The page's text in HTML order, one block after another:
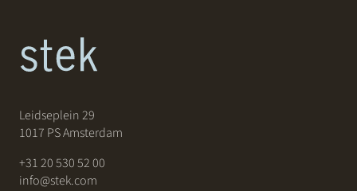
Leidseplein 29
1017 PS Amsterdam
+31 20 530 52 00
info@stek.com